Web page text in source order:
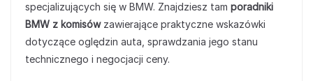
specjalizujących się w BMW. Znajdziesz tam poradniki
BMW z komisówzawierające praktyczne wskazówki
dotyczące oględzin auta, sprawdzania jego stanu
technicznego i negocjacji ceny.